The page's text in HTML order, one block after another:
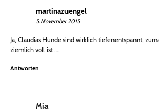
martinazuengel
5. November 2015
Ja, Claudias Hunde sind wirklich tiefenentspannt,
ziemlich voll ist ….
Antworten
Mia